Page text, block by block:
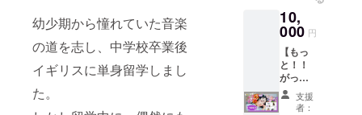
幼少期から憧れていた音楽
の道を志し、中学校卒業後
イギリスに単身留学しまし
た。
等録音
機器)を
持ち込
んでい
ただく
ことは
可能で
すが三
以内に
収めて
下さ
い。
（youtu
be・
tiktokの
掲載は
Dream
Road 2.
Stand
On 3.
Blue
Star 4.
Daisy
5. My
選びい
ただけ
ます ・
ホワイ
ト (ロゴ
色：ネ
イビー)
・ネイ
スタッ
フが撮
影。
2023年
9月16日
のワン
マンラ
イブ終
10,
000 円
【もっ
と！！
がっつ
り応援
プラ支援
者：